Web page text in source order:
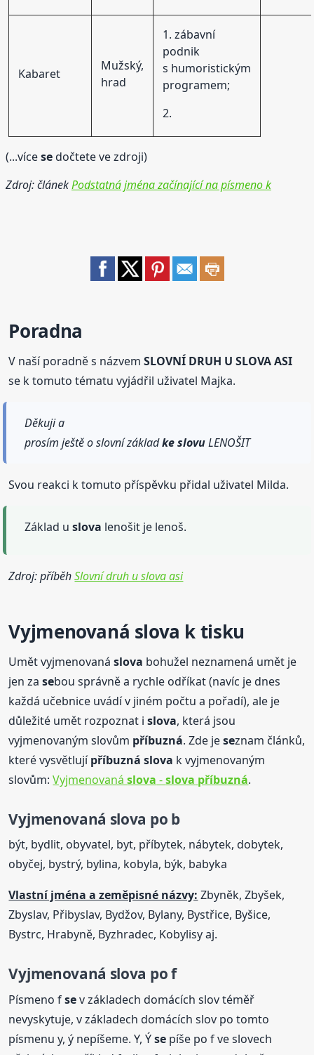
Kabaret
Mužský,
hrad
1. zábavní
podnik
s humoristickým
programem;
2.
(...vícesedočtete ve zdroji)
Zdroj: článekPodstatná jména začínající na písmeno k
Poradna
V naší poradně s názvemSLOVNÍ DRUH U SLOVA ASI
se k tomuto tématu vyjádřil uživatel Majka.
Děkuji a
prosím ještě o slovní základke slovuLENOŠIT
Svou reakci k tomuto příspěvku přidal uživatel Milda.
Základ uslova lenošit je lenoš.
Zdroj: příběhSlovní druh u slova asi
Vyjmenovaná slova k tisku
Umět vyjmenovanáslova bohužel neznamená umět je
jen zasebou správně a rychle odříkat (navíc je dnes
každá učebnice uvádí v jiném počtu a pořadí), ale je
důležité umět rozpoznat islova, která jsou
vyjmenovaným slovům příbuzná. Zde jeseznam článků,
které vysvětlujípříbuzná slova k vyjmenovaným
slovům:Vyjmenovanáslova -slova příbuzná.
Vyjmenovaná slova po b
být, bydlit, obyvatel, byt, příbytek, nábytek, dobytek,
obyčej, bystrý, bylina, kobyla, býk, babyka
Vlastní jména a zeměpisné názvy: Zbyněk, Zbyšek,
Zbyslav, Přibyslav, Bydžov, Bylany, Bystřice, Byšice,
Bystrc, Hrabyně, Byzhradec, Kobylisy aj.
Vyjmenovaná slova po f
Písmeno fsev základech domácích slov téměř
nevyskytuje, v základech domácích slov po tomto
písmenu y, ý nepíšeme. Y, Ýse píše po f ve slovech